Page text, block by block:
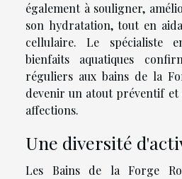
également à souligner,
son hydratation, tout en
cellulaire. Le spécialiste
bienfaits aquatiques
réguliers aux bains de la
devenir un atout préventif
affections.
Une diversité
Les Bains de la Forge